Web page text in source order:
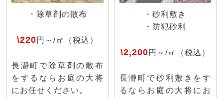
・除草剤の散布
\220円～/㎡（税込）
長瀞町で除草剤の散布
をするならお庭の大将
にお任せください。
・砂利敷き
・防犯砂利
\2,200円～/㎡（税込）
長瀞町で砂利敷きをす
るならお庭の大将にお